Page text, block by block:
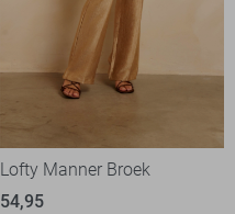
Lofty Manner Broek
54,95